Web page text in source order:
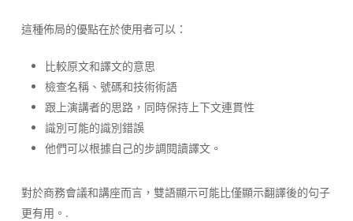
這種佈局的優點在於使用者可以：
比較原文和譯文的意思
檢查名稱、號碼和技術術語
跟上演講者的思路，同時保持上下文連貫性
識別可能的識別錯誤
他們可以根據自己的步調閱讀譯文。
對於商務會議和講座而言，雙語顯示可能比僅顯示翻譯後的句子
更有用。.